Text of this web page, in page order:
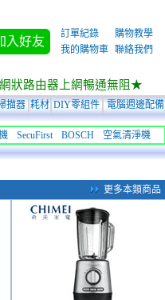
入好友
訂單紀錄
購物教學
我的購物車
聯絡我們
狀路由器上網暢通無阻★
描器 耗材 DIY零組件 電腦週邊配備
SecuFirst BOSCH 空氣清淨機
更多本類商品